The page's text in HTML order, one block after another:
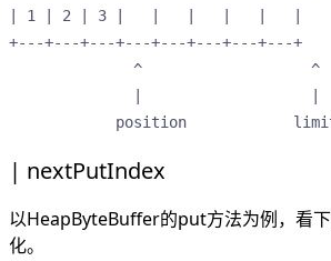
| 1 | 2 | 3 |   |   |   |   |
+---+---+---+---+---+---+---
^
position
nextPutIndex
以HeapByteBuffer的put方法为例，看
化。